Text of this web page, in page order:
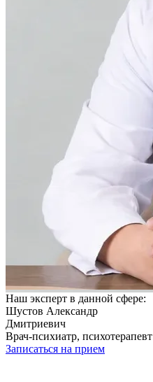
Наш эксперт в данной сфере:
Шустов Александр
Дмитриевич
Врач-психиатр, психотерапевт
Записаться на прием